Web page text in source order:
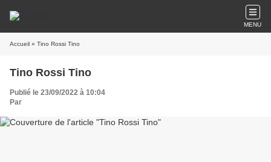
MENU
Accueil » Tino Rossi Tino
Tino Rossi Tino
Publié le 23/09/2022 à 10:04
Par